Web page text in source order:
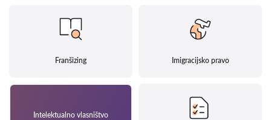
Franšizing Imigracijsko pravo
Intelektualno vlasništvo